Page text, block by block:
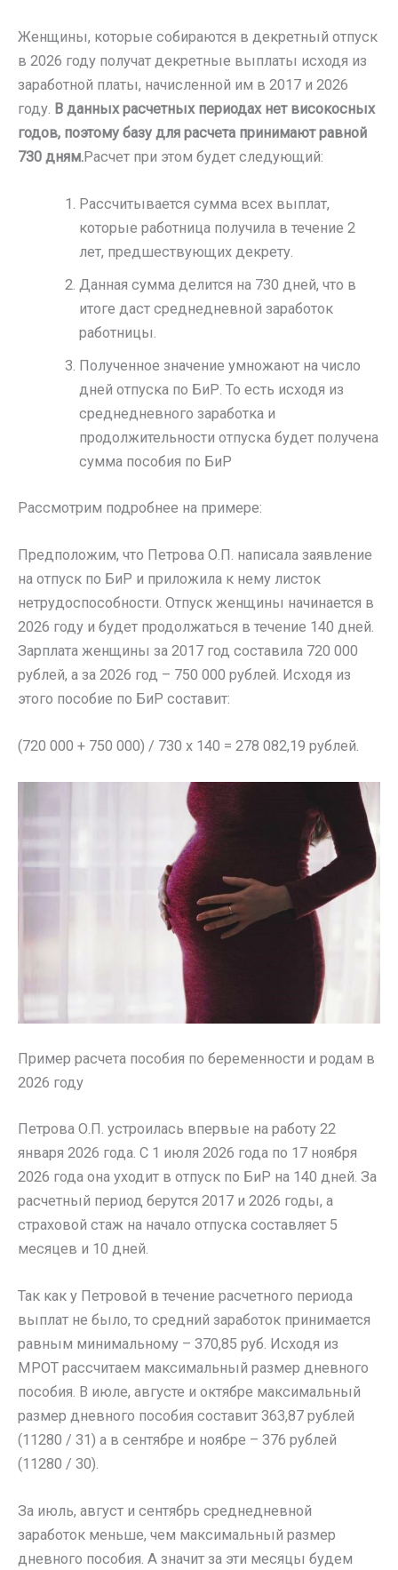
Женщины, которые собираются в декретный отпуск
в 2026 году получат декретные выплаты исходя из
заработной платы, начисленной им в 2017 и 2026
году. В данных расчетных периодах нет високосных
годов, поэтому базу для расчета принимают равной
730 дням.Расчет при этом будет следующий:
Рассчитывается сумма всех выплат,
которые работница получила в течение 2
лет, предшествующих декрету.
Данная сумма делится на 730 дней, что в
итоге даст среднедневной заработок
работницы.
Полученное значение умножают на число
дней отпуска по БиР. То есть исходя из
среднедневного заработка и
продолжительности отпуска будет получена
сумма пособия по БиР
Рассмотрим подробнее на примере:
Предположим, что Петрова О.П. написала заявление
на отпуск по БиР и приложила к нему листок
нетрудоспособности. Отпуск женщины начинается в
2026 году и будет продолжаться в течение 140 дней.
Зарплата женщины за 2017 год составила 720 000
рублей, а за 2026 год – 750 000 рублей. Исходя из
этого пособие по БиР составит:
(720 000 + 750 000) / 730 х 140 = 278 082,19 рублей.
Пример расчета пособия по беременности и родам в
2026 году
Петрова О.П. устроилась впервые на работу 22
января 2026 года. С 1 июля 2026 года по 17 ноября
2026 года она уходит в отпуск по БиР на 140 дней. За
расчетный период берутся 2017 и 2026 годы, а
страховой стаж на начало отпуска составляет 5
месяцев и 10 дней.
Так как у Петровой в течение расчетного периода
выплат не было, то средний заработок принимается
равным минимальному – 370,85 руб. Исходя из
МРОТ рассчитаем максимальный размер дневного
пособия. В июле, августе и октябре максимальный
размер дневного пособия составит 363,87 рублей
(11280 / 31) а в сентябре и ноябре – 376 рублей
(11280 / 30).
За июль, август и сентябрь среднедневной
заработок меньше, чем максимальный размер
дневного пособия. А значит за эти месяцы будем